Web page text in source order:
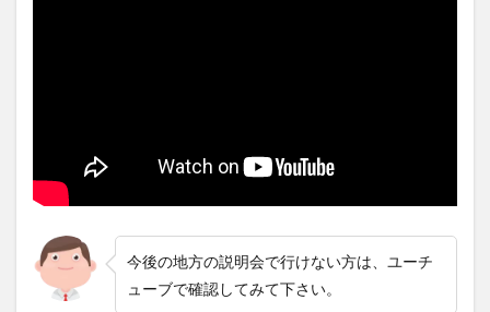
今後の地方の説明会で行けない方は、ユーチ
ューブで確認してみて下さい。